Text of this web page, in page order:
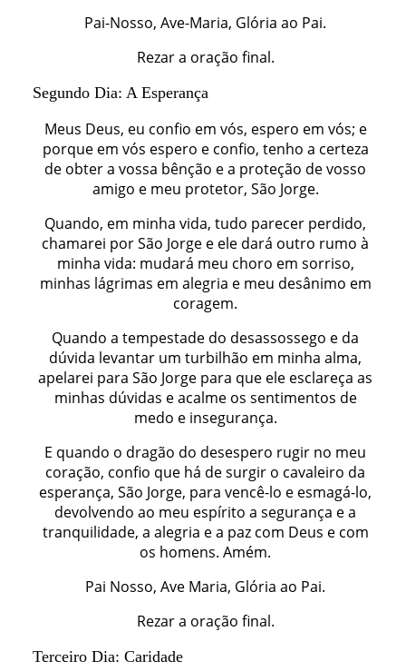
Pai-Nosso, Ave-Maria, Glória ao Pai.
Rezar a oração final.
Segundo Dia: A Esperança
Meus Deus, eu confio em vós, espero em vós; e
porque em vós espero e confio, tenho a certeza
de obter a vossa bênção e a proteção de vosso
amigo e meu protetor, São Jorge.
Quando, em minha vida, tudo parecer perdido,
chamarei por São Jorge e ele dará outro rumo à
minha vida: mudará meu choro em sorriso,
minhas lágrimas em alegria e meu desânimo em
coragem.
Quando a tempestade do desassossego e da
dúvida levantar um turbilhão em minha alma,
apelarei para São Jorge para que ele esclareça as
minhas dúvidas e acalme os sentimentos de
medo e insegurança.
E quando o dragão do desespero rugir no meu
coração, confio que há de surgir o cavaleiro da
esperança, São Jorge, para vencê-lo e esmagá-lo,
devolvendo ao meu espírito a segurança e a
tranquilidade, a alegria e a paz com Deus e com
os homens. Amém.
Pai Nosso, Ave Maria, Glória ao Pai.
Rezar a oração final.
Terceiro Dia: Caridade